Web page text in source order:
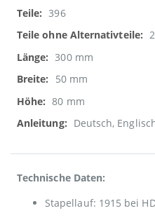
396
300 mm
50 mm
80 mm
Deutsch,
Technische Daten:
Stapellauf: 1915 bei